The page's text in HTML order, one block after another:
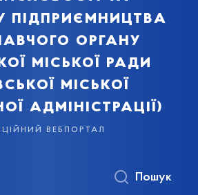
підприємництва
органу
міської ради
міської
адміністрації)
вебпортал
Пошук